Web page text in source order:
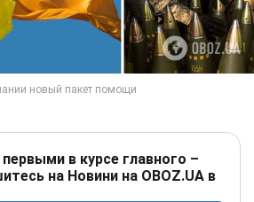
в курсе главного –
на Новини на OBOZ.UA в